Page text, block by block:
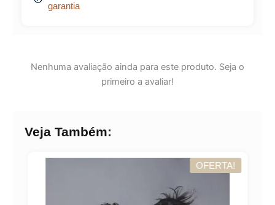
garantia
Nenhuma avaliação ainda para este produto. Seja o
primeiro a avaliar!
Veja Também:
OFERTA!